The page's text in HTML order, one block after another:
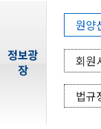
정보광
장
원양
회원
법규